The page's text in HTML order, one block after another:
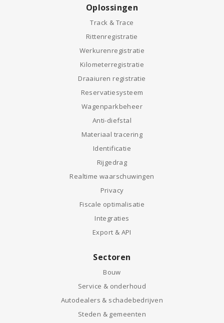
Oplossingen
Track & Trace
Rittenregistratie
Werkurenregistratie
Kilometerregistratie
Draaiuren registratie
Reservatiesysteem
Wagenparkbeheer
Anti-diefstal
Materiaal tracering
Identificatie
Rijgedrag
Realtime waarschuwingen
Privacy
Fiscale optimalisatie
Integraties
Export & API
Sectoren
Bouw
Service & onderhoud
Autodealers & schadebedrijven
Steden & gemeenten